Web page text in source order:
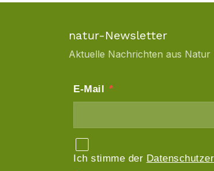
natur-Newsletter
Aktuelle Nachrichten aus